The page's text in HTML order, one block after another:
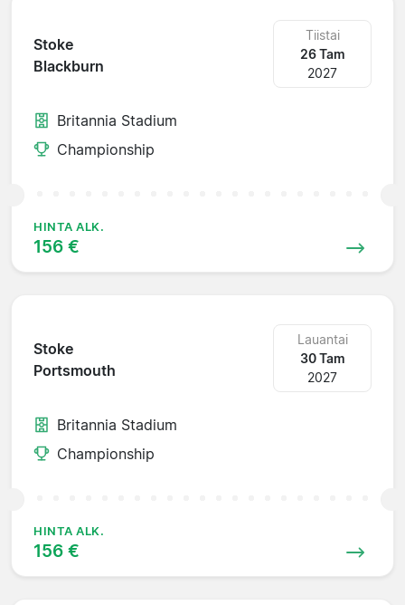
Stoke
Blackburn
Tiistai
26 Tam
2027
Britannia Stadium
Championship
HINTA ALK.
156 €
Stoke
Portsmouth
Lauantai
30 Tam
2027
Britannia Stadium
Championship
HINTA ALK.
156 €